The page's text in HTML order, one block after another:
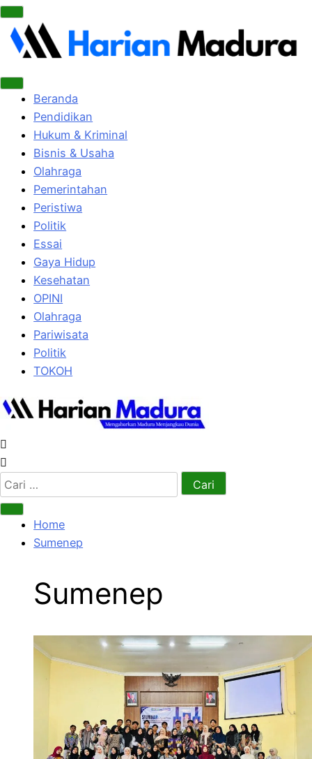
Beranda
Pendidikan
Hukum & Kriminal
Bisnis & Usaha
Olahraga
Pemerintahan
Peristiwa
Politik
Essai
Gaya Hidup
Kesehatan
OPINI
Olahraga
Pariwisata
Politik
TOKOH
Cari
untuk:
Home
Sumenep
Sumenep